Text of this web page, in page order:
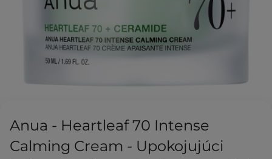
Anua - Heartleaf 70 Intense
Calming Cream - Upokojujúci